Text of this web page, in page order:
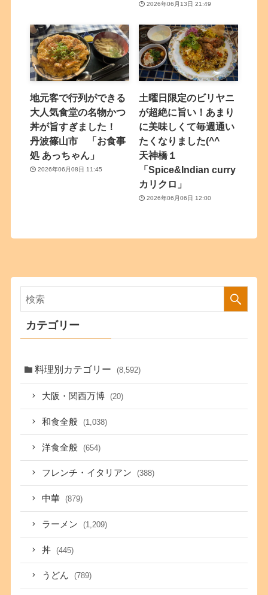
2026年06月13日 21:49
地元客で行列ができる
大人気食堂の名物かつ
丼が旨すぎました！
丹波篠山市 「お食事
処 あっちゃん」
2026年06月08日 11:45
土曜日限定のビリヤニ
が超絶に旨い！あまり
に美味しくて毎週通い
たくなりました(^^
天神橋１
「Spice&Indian curry
カリクロ」
2026年06月06日 12:00
カテゴリー
料理別カテゴリー (8,592)
大阪・関西万博 (20)
和食全般 (1,038)
洋食全般 (654)
フレンチ・イタリアン (388)
中華 (879)
ラーメン (1,209)
丼 (445)
うどん (789)